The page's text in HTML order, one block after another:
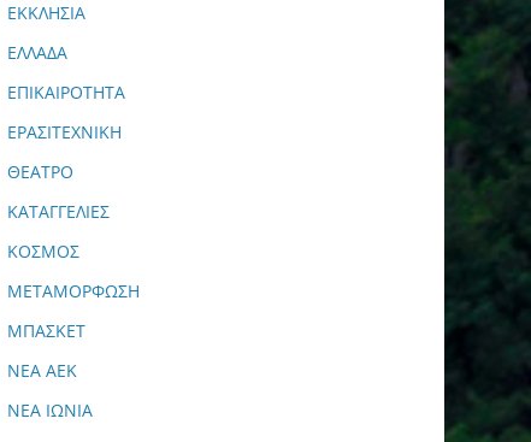
ΕΚΚΛΗΣΙΑ
ΕΛΛΑΔΑ
ΕΠΙΚΑΙΡΟΤΗΤΑ
ΕΡΑΣΙΤΕΧΝΙΚΗ
ΘΕΑΤΡΟ
ΚΑΤΑΓΓΕΛΙΕΣ
ΚΟΣΜΟΣ
ΜΕΤΑΜΟΡΦΩΣΗ
ΜΠΑΣΚΕΤ
ΝΕΑ ΑΕΚ
ΝΕΑ ΙΩΝΙΑ